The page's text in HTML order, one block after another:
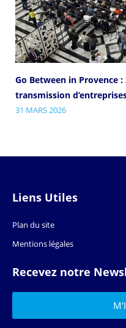
Go Between in Provence
transmission
31 MARS 2026
Liens Utiles
Plan du site
Mentions légales
Recevez notre